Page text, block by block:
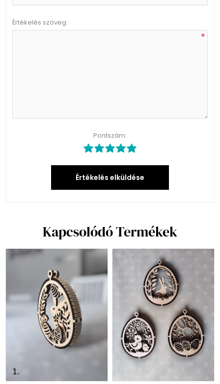
Értékelés szöveg:
*
Pontszám:
Értékelés elküldése
Kapcsolódó Termékek